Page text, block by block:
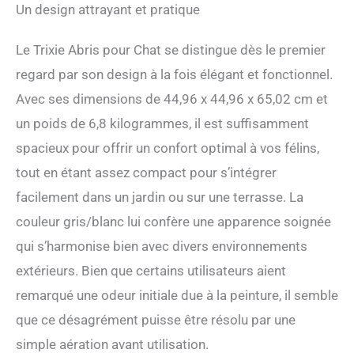
animaux un endroit sûr et
Construction durable pour
surélevé pour la ciration de ;
finition résistante à l'eau
Vous pouvez le transformer
en un lit superposé
d'intérieur ; ajouter une
petite literie confortable à
l'intérieur et sur le dessus ;
compact pour économiser
de l'espace au sol
Dimensions totales : 44 x 45
x 65 cm (l x L x H) ;
25 cm (l x H)
Un design attrayant et pratique
Le Trixie Abris pour Chat se distingue dès le premier
regard par son design à la fois élégant et fonctionnel.
Avec ses dimensions de 44,96 x 44,96 x 65,02 cm et
un poids de 6,8 kilogrammes, il est suffisamment
spacieux pour offrir un confort optimal à vos félins,
tout en étant assez compact pour s’intégrer
facilement dans un jardin ou sur une terrasse. La
couleur gris/blanc lui confère une apparence soignée
qui s’harmonise bien avec divers environnements
extérieurs. Bien que certains utilisateurs aient
remarqué une odeur initiale due à la peinture, il semble
que ce désagrément puisse être résolu par une
simple aération avant utilisation.